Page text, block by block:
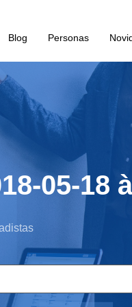
Blog Personas
05-18